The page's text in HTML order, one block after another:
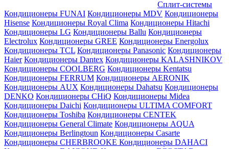
Сплит-системы
Кондиционеры FUNAI Кондиционеры MDV Кондиционеры
Hisense Кондиционеры Royal Clima Кондиционеры Hitachi
Кондиционеры LG Кондиционеры Ballu Кондиционеры
Electrolux Кондиционеры GREE Кондиционеры Energolux
Кондиционеры TCL Кондиционеры Panasonic Кондиционеры
Haier Кондиционеры Dantex Кондиционеры KALASHNIKOV
Кондиционеры СOOLBERG Кондиционеры Kentatsu
Кондиционеры FERRUM Кондиционеры AERONIK
Кондиционеры AUX Кондиционеры Dahatsu Кондиционеры
DENKO Кондиционеры CHiQ Кондиционеры Midea
Кондиционеры Daichi Кондиционеры ULTIMA COMFORT
Кондиционеры Toshiba Кондиционеры CENTEK
Кондиционеры General Climate Кондиционеры AQUA
Кондиционеры Berlingtoun Кондиционеры Casarte
Кондиционеры CHERBROOKE Кондиционеры DAHACI